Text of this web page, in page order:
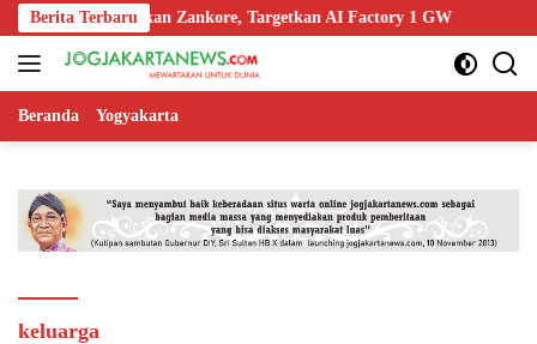
Langsung
ke
konten
Berita Terbaru
Luncurkan Zankore, Targetkan AI Factory 1 GW
Beranda Yogyakarta
keluarga